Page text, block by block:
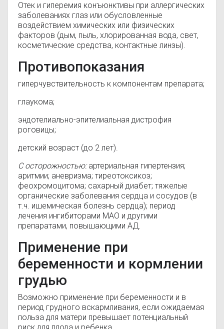
Отек и гиперемия конъюнктивы при аллергических
заболеваниях глаз или обусловленные
воздействием химических или физических
факторов (дым, пыль, хлорированная вода, свет,
косметические средства, контактные линзы).
Противопоказания
гиперчувствительность к компонентам препарата;
глаукома;
эндотелиально-эпителиальная дистрофия
роговицы;
детский возраст (до 2 лет).
С осторожностью:артериальная гипертензия;
аритмии; аневризма; тиреотоксикоз;
феохромоцитома; сахарный диабет; тяжелые
органические заболевания сердца и сосудов (в
т.ч. ишемическая болезнь сердца); период
лечения ингибиторами МАО и другими
препаратами, повышающими АД.
Применение при
беременности и кормлении
грудью
Возможно применение при беременности и в
период грудного вскармливания, если ожидаемая
польза для матери превышает потенциальный